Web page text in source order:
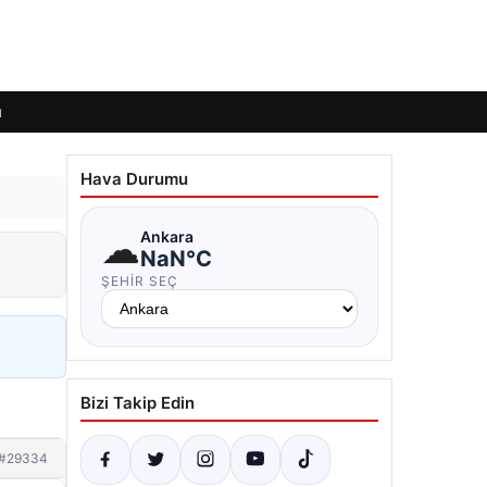
Hava Durumu
☁Ankara
NaN°C
ŞEHIR SEÇ
Bizi Takip Edin